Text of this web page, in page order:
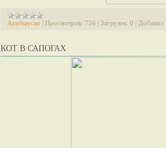
Azərbaycan | Просмотров: 756 | Загрузок: 0 | Добавил:
КОТ В САПОГАХ